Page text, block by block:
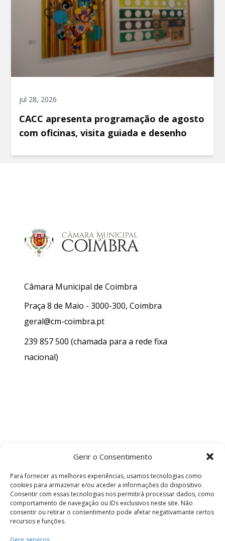
Gerir o Consentimento
Para fornecer as melhores experiências, usamos tecnologias como
cookies para armazenar e/ou aceder a informações do dispositivo.
Consentir com essas tecnologias nos permitirá processar dados, como
comportamento de navegação ou IDs exclusivos neste site. Não
consentir ou retirar o consentimento pode afetar negativamante certos
recursos e funções.
jul 28, 2026
CACC apresenta programação de agosto
com oficinas, visita guiada e desenho
Câmara Municipal de Coimbra
Praça 8 de Maio - 3000-300, Coimbra
geral@cm-coimbra.pt
239 857 500 (chamada para a rede fixa
nacional)
Termos e Condições